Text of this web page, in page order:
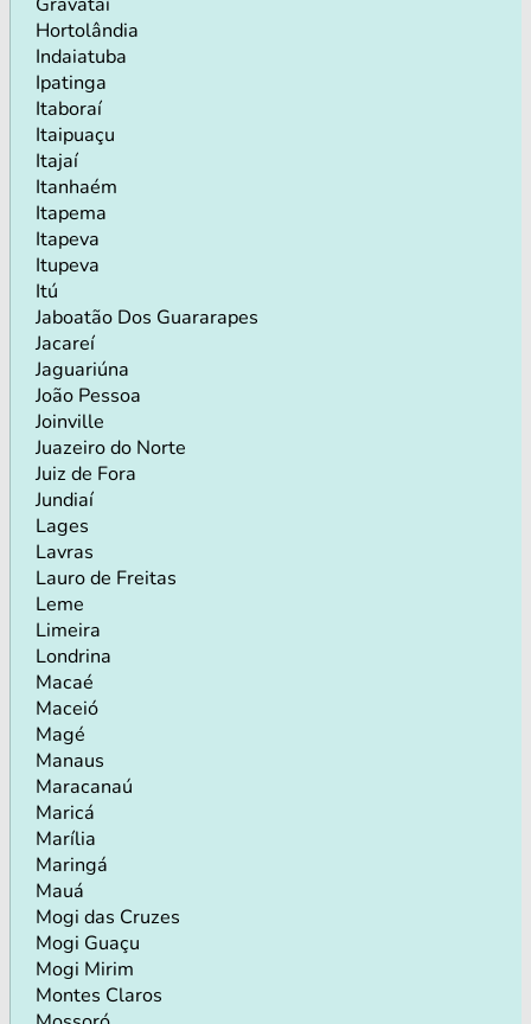
Hortolândia
Indaiatuba
Ipatinga
Itaboraí
Itaipuaçu
Itajaí
Itanhaém
Itapema
Itapeva
Itupeva
Itú
Jaboatão Dos Guararapes
Jacareí
Jaguariúna
João Pessoa
Joinville
Juazeiro do Norte
Juiz de Fora
Jundiaí
Lages
Lavras
Lauro de Freitas
Leme
Limeira
Londrina
Macaé
Maceió
Magé
Manaus
Maracanaú
Maricá
Marília
Maringá
Mauá
Mogi das Cruzes
Mogi Guaçu
Mogi Mirim
Montes Claros